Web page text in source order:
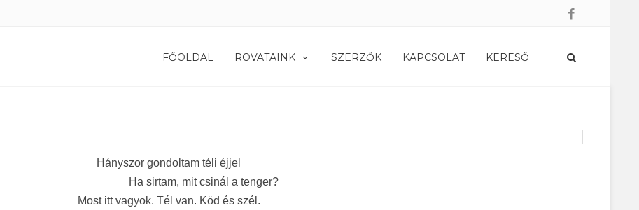
FŐOLDAL ROVATAINK SZERZŐK KAPCSOLAT KERESŐ |
Hányszor gondoltam téli éjjel
Ha sirtam, mit csinál a tenger?
Most itt vagyok. Tél van. Köd és szél.